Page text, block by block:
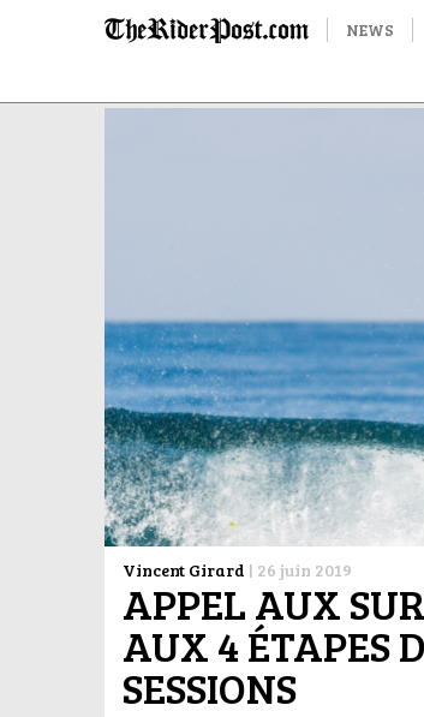
NEWS
Vincent Girard | 26 juin 2019
APPEL AUX
AUX 4 ÉTAPES
SESSIONS